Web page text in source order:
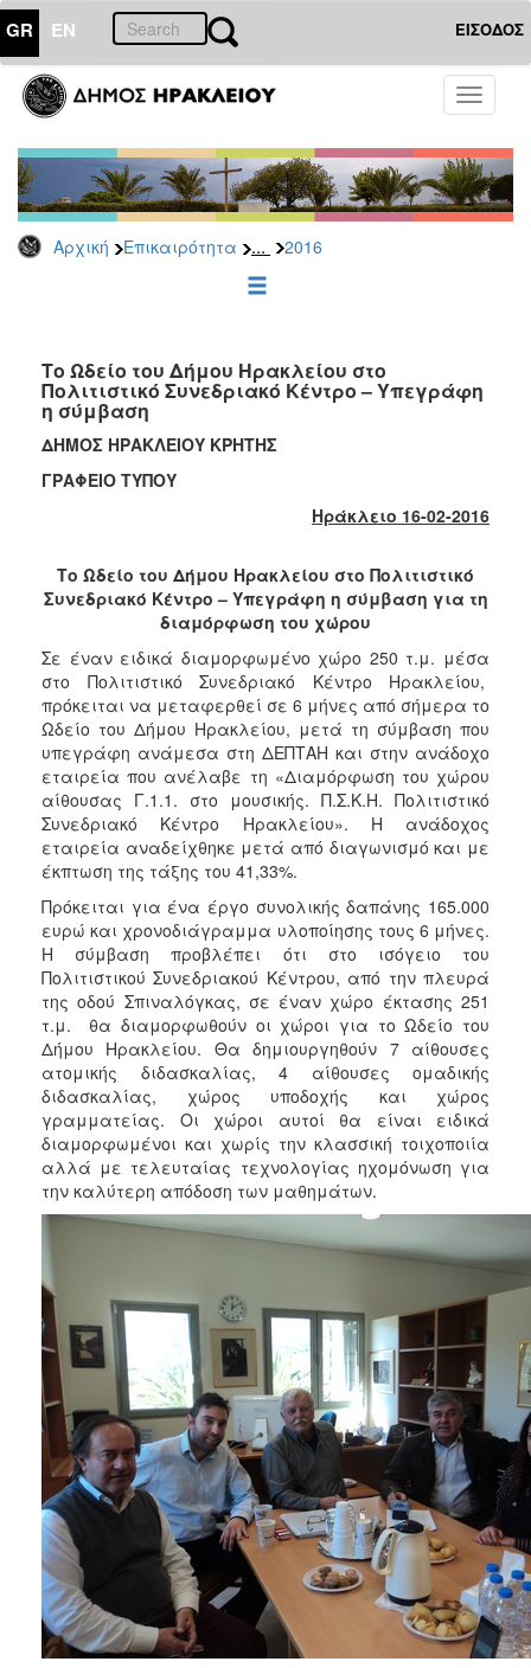
GR EN ΕΙΣΟΔΟΣ
Toggle
Αρχική Επικαιρότητα ... 2016
ΕΠΙΚΑΙΡΟΤΗΤΑ
Τύπου
Αρχείο
2026
2025
2022
2021
2020
2019
2016
2015
2013
2012
2011
2010
2006
ΔΗΜΟΤΗΣ
ΕΠΙΣΚΕΠΤΗΣ
ΗΡΑΚΛΕΙΟ
Το Ωδείο του Δήμου Ηρακλείου στο
Πολιτιστικό Συνεδριακό Κέντρο – Υπεγράφη
η σύμβαση
ΔΗΜΟΣ ΗΡΑΚΛΕΙΟΥ ΚΡΗΤΗΣ
ΓΡΑΦΕΙΟ ΤΥΠΟΥ
Ηράκλειο 16-02-2016
Το Ωδείο του Δήμου Ηρακλείου στο Πολιτιστικό
Συνεδριακό Κέντρο – Υπεγράφη η σύμβαση για τη
διαμόρφωση του χώρου
Σε έναν ειδικά διαμορφωμένο χώρο 250 τ.μ. μέσα
στο Πολιτιστικό Συνεδριακό Κέντρο Ηρακλείου,
πρόκειται να μεταφερθεί σε 6 μήνες από σήμερα το
Ωδείο του Δήμου Ηρακλείου, μετά τη σύμβαση που
υπεγράφη ανάμεσα στη ΔΕΠΤΑΗ και στην ανάδοχο
εταιρεία που ανέλαβε τη «Διαμόρφωση του χώρου
αίθουσας Γ.1.1. στο μουσικής. Π.Σ.Κ.Η. Πολιτιστικό
Συνεδριακό Κέντρο Ηρακλείου». Η ανάδοχος
εταιρεία αναδείχθηκε μετά από διαγωνισμό και με
έκπτωση της τάξης του 41,33%.
Πρόκειται για ένα έργο συνολικής δαπάνης 165.000
ευρώ και χρονοδιάγραμμα υλοποίησης τους 6 μήνες.
Η σύμβαση προβλέπει ότι στο ισόγειο του
Πολιτιστικού Συνεδριακού Κέντρου, από την πλευρά
της οδού Σπιναλόγκας, σε έναν χώρο έκτασης 251
τ.μ. θα διαμορφωθούν οι χώροι για το Ωδείο του
Δήμου Ηρακλείου. Θα δημιουργηθούν 7 αίθουσες
ατομικής διδασκαλίας, 4 αίθουσες ομαδικής
διδασκαλίας, χώρος υποδοχής και χώρος
γραμματείας. Οι χώροι αυτοί θα είναι ειδικά
διαμορφωμένοι και χωρίς την κλασσική τοιχοποιία
αλλά με τελευταίας τεχνολογίας ηχομόνωση για
την καλύτερη απόδοση των μαθημάτων.